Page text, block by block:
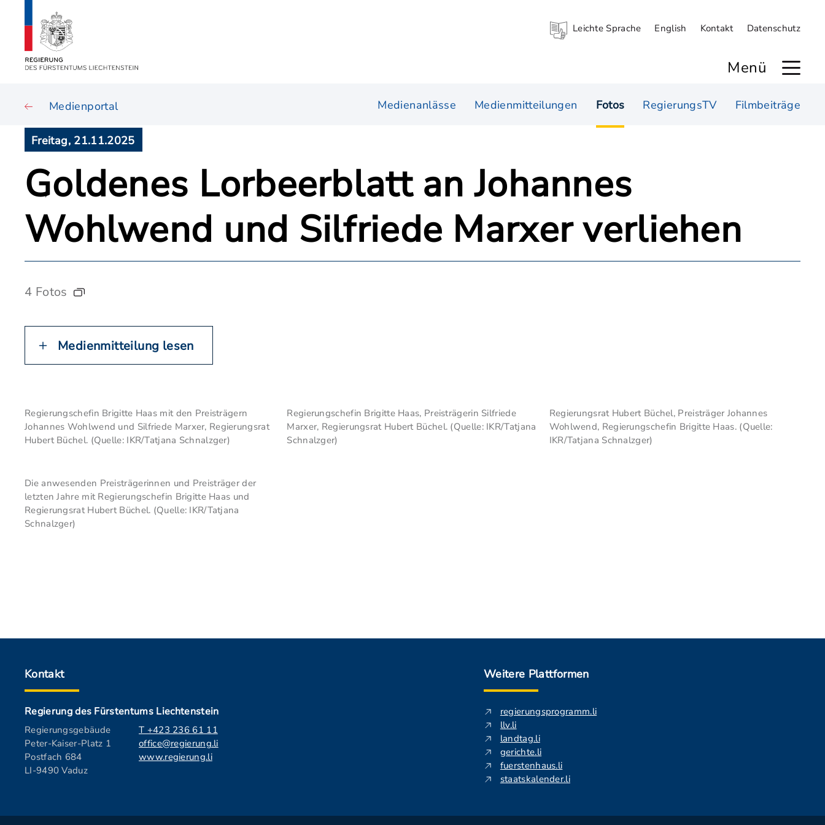
Leichte Sprache English Kontakt Datenschutz
Menü
Medienportal Medienanlässe Medienmitteilungen Fotos RegierungsTV Filmbeiträge
Freitag, 21.11.2025
Goldenes Lorbeerblatt an Johannes
Wohlwend und Silfriede Marxer verliehen
4 Fotos
Medienmitteilung lesen
Regierungschefin Brigitte Haas mit den Preisträgern
Johannes Wohlwend und Silfriede Marxer, Regierungsrat
Hubert Büchel. (Quelle: IKR/Tatjana Schnalzger)
Regierungschefin Brigitte Haas, Preisträgerin Silfriede
Marxer, Regierungsrat Hubert Büchel. (Quelle: IKR/Tatjana
Schnalzger)
Regierungsrat Hubert Büchel, Preisträger Johannes
Wohlwend, Regierungschefin Brigitte Haas. (Quelle:
IKR/Tatjana Schnalzger)
Die anwesenden Preisträgerinnen und Preisträger der
letzten Jahre mit Regierungschefin Brigitte Haas und
Regierungsrat Hubert Büchel. (Quelle: IKR/Tatjana
Schnalzger)
Kontakt
Regierung des Fürstentums Liechtenstein
Regierungsgebäude
Peter-Kaiser-Platz 1
Postfach 684
LI-9490 Vaduz
T +423 236 61 11
office@regierung.li
www.regierung.li
Weitere Plattformen
regierungsprogramm.li
llv.li
landtag.li
gerichte.li
fuerstenhaus.li
staatskalender.li